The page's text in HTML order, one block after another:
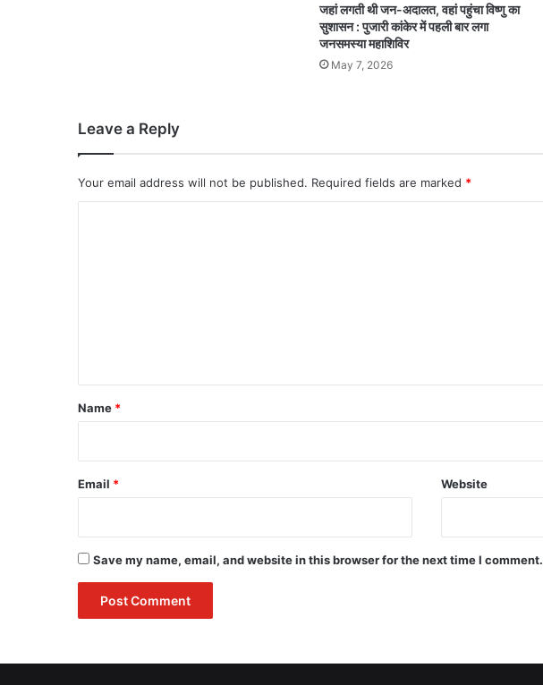
जहां लगती थी जन-अदालत, वहां पहुंचा विष्णु का
सुशासन : पुजारी कांकेर में पहली बार लगा
जनसमस्या महाशिविर
May 7, 2026
Leave a Reply
Your email address will not be published. Required fields are marked *
*
Name *
Email * Website
Save my name, email, and website in this browser for the next time I comment.